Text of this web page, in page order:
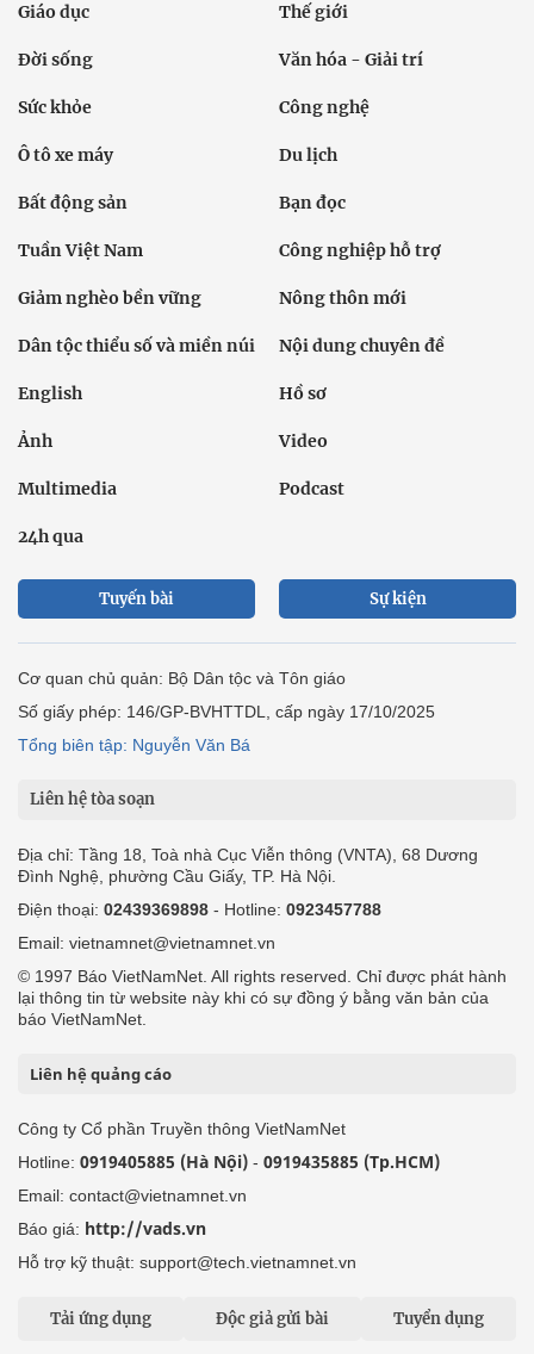
Giáo dục Thế giới
Đời sống Văn hóa - Giải trí
Sức khỏe Công nghệ
Ô tô xe máy Du lịch
Bất động sản Bạn đọc
Tuần Việt Nam Công nghiệp hỗ trợ
Giảm nghèo bền vững Nông thôn mới
Dân tộc thiểu số và miền núi Nội dung chuyên đề
English Hồ sơ
Ảnh Video
Multimedia Podcast
24h qua
Tuyến bài Sự kiện
Cơ quan chủ quản: Bộ Dân tộc và Tôn giáo
Số giấy phép: 146/GP-BVHTTDL, cấp ngày 17/10/2025
Tổng biên tập: Nguyễn Văn Bá
Liên hệ tòa soạn
Địa chỉ: Tầng 18, Toà nhà Cục Viễn thông (VNTA), 68 Dương
Đình Nghệ, phường Cầu Giấy, TP. Hà Nội.
Điện thoại: 02439369898 - Hotline: 0923457788
Email: vietnamnet@vietnamnet.vn
© 1997 Báo VietNamNet. All rights reserved. Chỉ được phát hành
lại thông tin từ website này khi có sự đồng ý bằng văn bản của
báo VietNamNet.
Liên hệ quảng cáo
Công ty Cổ phần Truyền thông VietNamNet
Hotline: 0919405885 (Hà Nội) - 0919435885 (Tp.HCM)
Email: contact@vietnamnet.vn
Báo giá: http://vads.vn
Hỗ trợ kỹ thuật: support@tech.vietnamnet.vn
Tải ứng dụng Độc giả gửi bài Tuyển dụng